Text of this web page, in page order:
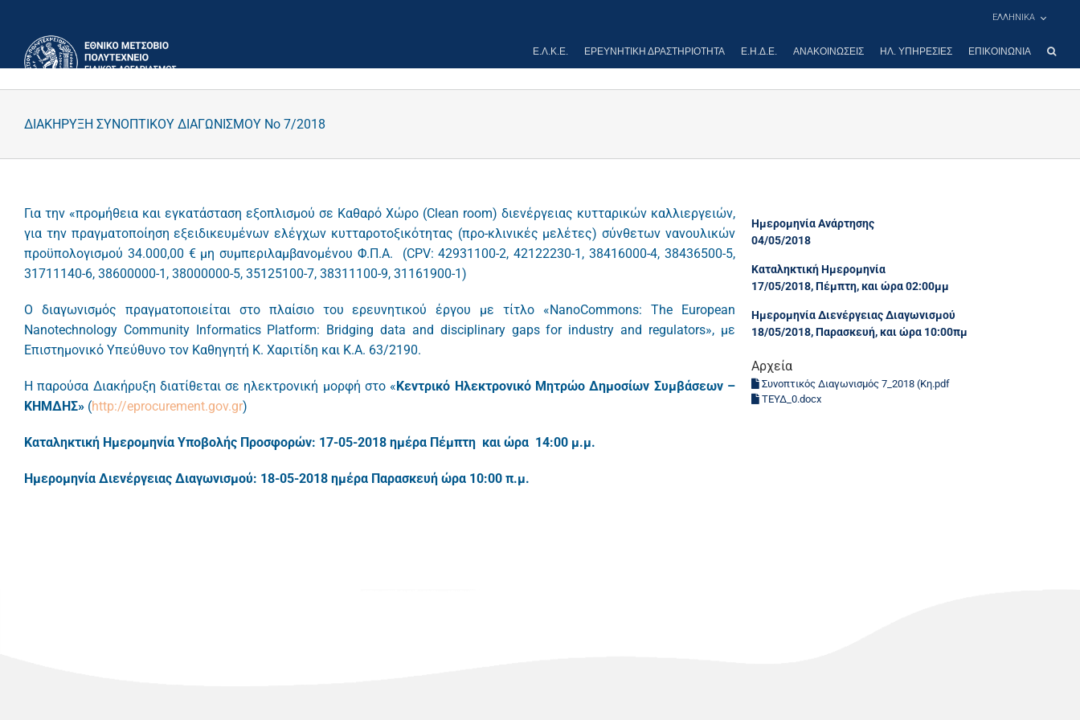
περιεχόμενο
ΕΛΛΗΝΙΚΑ
Ε.Λ.Κ.Ε. ΕΡΕΥΝΗΤΙΚΉ ΔΡΑΣΤΗΡΙΌΤΗΤΑ Ε.Η.Δ.Ε. ΑΝΑΚΟΙΝΏΣΕΙΣ ΗΛ. ΥΠΗΡΕΣΊΕΣ ΕΠΙΚΟΙΝΩΝΊΑ
ΔΙΑΚΗΡΥΞΗ ΣΥΝΟΠΤΙΚΟΥ ΔΙΑΓΩΝΙΣΜΟΥ Νο 7/2018
Για την «προμήθεια και εγκατάσταση εξοπλισμού σε Καθαρό Χώρο (Clean room) διενέργειας κυτταρικών καλλιεργειών,
για την πραγματοποίηση εξειδικευμένων ελέγχων κυτταροτοξικότητας (προ-κλινικές μελέτες) σύνθετων νανουλικών
προϋπολογισμού 34.000,00 € μη συμπεριλαμβανομένου Φ.Π.Α. (CPV: 42931100-2, 42122230-1, 38416000-4, 38436500-5,
31711140-6, 38600000-1, 38000000-5, 35125100-7, 38311100-9, 31161900-1)
Ο διαγωνισμός πραγματοποιείται στο πλαίσιο του ερευνητικού έργου με τίτλο «NanoCommons: The European
Nanotechnology Community Informatics Platform: Bridging data and disciplinary gaps for industry and regulators», με
Επιστημονικό Υπεύθυνο τον Καθηγητή K. Χαριτίδη και Κ.Α. 63/2190.
Η παρούσα Διακήρυξη διατίθεται σε ηλεκτρονική μορφή στο «Κεντρικό Ηλεκτρονικό Μητρώο Δημοσίων Συμβάσεων –
ΚΗΜΔΗΣ» (http://eprocurement.gov.gr)
Καταληκτική Ημερομηνία Υποβολής Προσφορών: 17-05-2018 ημέρα Πέμπτη και ώρα 14:00 μ.μ.
Ημερομηνία Διενέργειας Διαγωνισμού: 18-05-2018 ημέρα Παρασκευή ώρα 10:00 π.μ.
Ημερομηνία Ανάρτησης
04/05/2018
Καταληκτική Ημερομηνία
17/05/2018, Πέμπτη, και ώρα 02:00μμ
Ημερομηνία Διενέργειας Διαγωνισμού
18/05/2018, Παρασκευή, και ώρα 10:00πμ
Αρχεία
Συνοπτικός Διαγωνισμός 7_2018 (Κη.pdf
ΤΕΥΔ_0.docx